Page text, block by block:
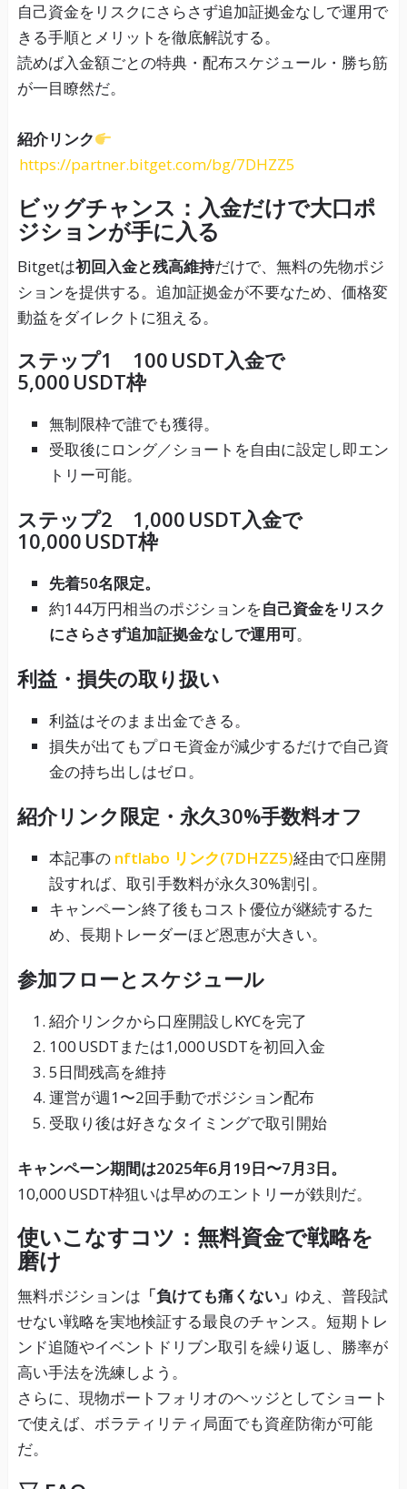
自己資金をリスクにさらさず追加証拠金なしで運用で
きる手順とメリットを徹底解説する。
読めば入金額ごとの特典・配布スケジュール・勝ち筋
が一目瞭然だ。
紹介リンク
https://partner.bitget.com/bg/7DHZZ5
ビッグチャンス：入金だけで大口ポ
ジションが手に入る
Bitgetは初回入金と残高維持だけで、無料の先物ポジ
ションを提供する。追加証拠金が不要なため、価格変
動益をダイレクトに狙える。
ステップ1 100 USDT入金で
5,000 USDT枠
無制限枠で誰でも獲得。
受取後にロング／ショートを自由に設定し即エン
トリー可能。
ステップ2 1,000 USDT入金で
10,000 USDT枠
先着50名限定。
約144万円相当のポジションを自己資金をリスク
にさらさず追加証拠金なしで運用可。
利益・損失の取り扱い
利益はそのまま出金できる。
損失が出てもプロモ資金が減少するだけで自己資
金の持ち出しはゼロ。
紹介リンク限定・永久30%手数料オフ
本記事の nftlabo リンク(7DHZZ5)経由で口座開
設すれば、取引手数料が永久30%割引。
キャンペーン終了後もコスト優位が継続するた
め、長期トレーダーほど恩恵が大きい。
参加フローとスケジュール
紹介リンクから口座開設しKYCを完了
100 USDTまたは1,000 USDTを初回入金
5日間残高を維持
運営が週1〜2回手動でポジション配布
受取り後は好きなタイミングで取引開始
キャンペーン期間は2025年6月19日〜7月3日。
10,000 USDT枠狙いは早めのエントリーが鉄則だ。
使いこなすコツ：無料資金で戦略を
磨け
無料ポジションは 「負けても痛くない」 ゆえ、普段試
せない戦略を実地検証する最良のチャンス。短期トレ
ンド追随やイベントドリブン取引を繰り返し、勝率が
高い手法を洗練しよう。
さらに、現物ポートフォリオのヘッジとしてショート
で使えば、ボラティリティ局面でも資産防衛が可能
だ。